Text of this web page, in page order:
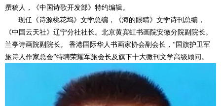
撰稿人，《中国诗歌开发部》特约编辑。
现任《诗源桃花坞》文学总编，《海的眼睛》文学诗刊总编，
《中国云天社》辽宁分社社长。北京黄宾虹书画院安徽分院副院长。
兰亭诗画院副院长。 香港国际华人书画家协会副会长，“国旗护卫军
旅诗人作家总会”特聘荣耀军旅会长及旗下十大微刊文学高级顾问。